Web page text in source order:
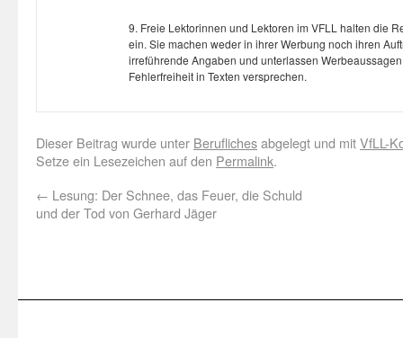
9. Freie Lektorinnen und Lektoren im VFLL halten die
ein. Sie machen weder in ihrer Werbung noch ihren
irreführende Angaben und unterlassen
Fehlerfreiheit in Texten versprechen.
Dieser Beitrag wurde unter Beruflichesabgelegt und mitVfLL-
Setze ein Lesezeichen auf den Permalink.
← Lesung: Der Schnee, das Feuer, die Schuld
und der Tod von Gerhard Jäger